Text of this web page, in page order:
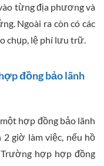
từng địa phương và
Ngoài ra còn có các
chụp, lệ phí lưu trữ.
đồng bảo lãnh
hợp đồng bảo lãnh
giờ làm việc, nếu hồ
hợp hợp đồng